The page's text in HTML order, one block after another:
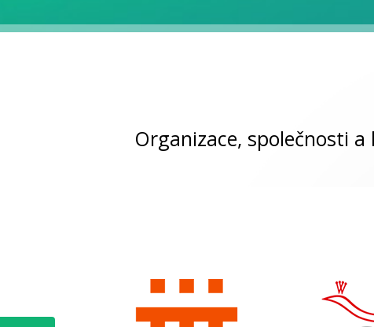
Organizace, společnosti